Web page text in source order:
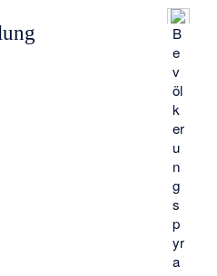
B
e
v
öl
k
er
u
n
g
s
p
yr
a